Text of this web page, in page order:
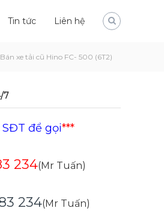
Tin tức Liên hệ
Bán xe tải cũ Hino FC- 500 (6T2)
7
để gọi***
234(Mr Tuấn)
234(Mr Tuấn)